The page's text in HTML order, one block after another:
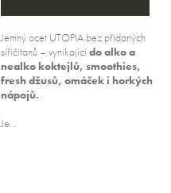
Jemný ocet UTOPIA bez přidaných
siřičitanů – vynikajícído alko a
nealko koktejlů, smoothies,
fresh džusů, omáček i horkých
nápojů.
Je…